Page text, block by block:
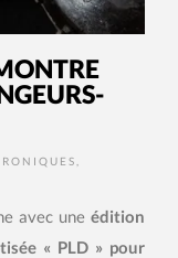
avec une édition
« PLD » pour